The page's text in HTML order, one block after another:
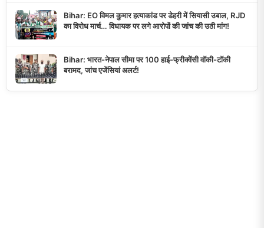
Bihar: EO विमल कुमार हत्याकांड पर डेहरी में सियासी उबाल, RJD
का विरोध मार्च… विधायक पर लगे आरोपों की जांच की उठी मांग!
Bihar: भारत-नेपाल सीमा पर 100 हाई-फ्रीक्वेंसी वॉकी-टॉकी
बरामद, जांच एजेंसियां अलर्ट!